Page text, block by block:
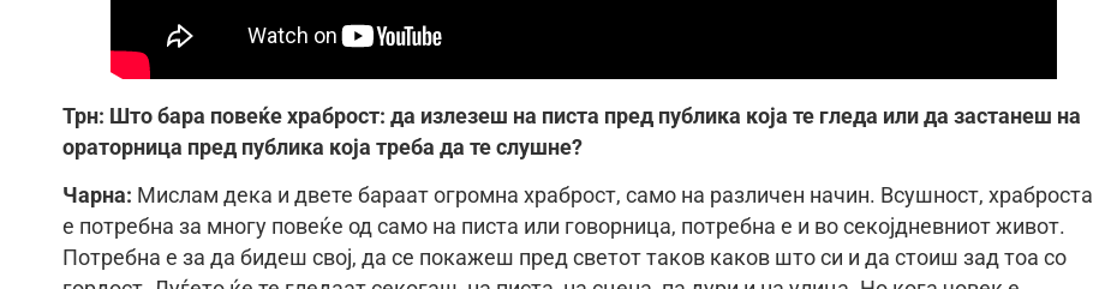
Трн: Што бара повеќе храброст: да излезеш на писта пред публика која те гледа или да застанеш на
ораторница пред публика која треба да те слушне?
Чарна: Мислам дека и двете бараат огромна храброст, само на различен начин. Всушност, храброста
е потребна за многу повеќе од само на писта или говорница, потребна е и во секојдневниот живот.
Потребна е за да бидеш свој, да се покажеш пред светот таков каков што си и да стоиш зад тоа со